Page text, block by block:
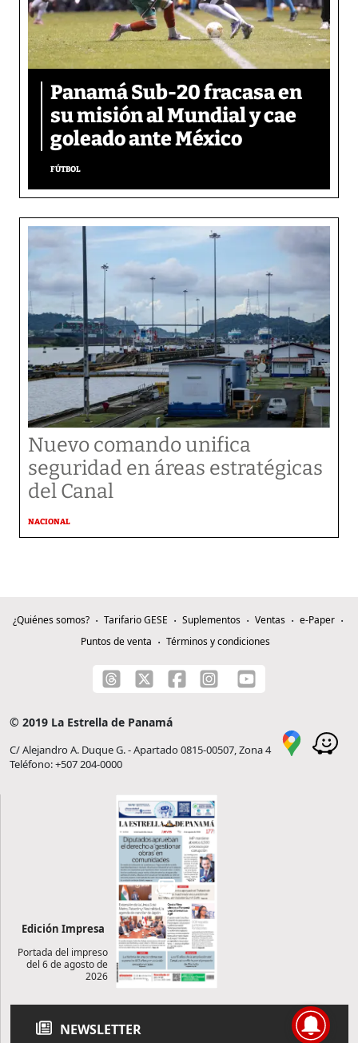
Panamá Sub-20 fracasa en
su misión al Mundial y cae
goleado ante México
FÚTBOL
Nuevo comando unifica
seguridad en áreas estratégicas
del Canal
NACIONAL
¿Quiénes somos? Tarifario GESE Suplementos Ventas
e-Paper
Puntos de venta
Términos y condiciones
© 2019 La Estrella de Panamá
C/ Alejandro A. Duque G. - Apartado 0815-00507, Zona 4
Teléfono: +507 204-0000
Edición Impresa
Portada del impreso
del 6 de agosto de
2026
NEWSLETTER